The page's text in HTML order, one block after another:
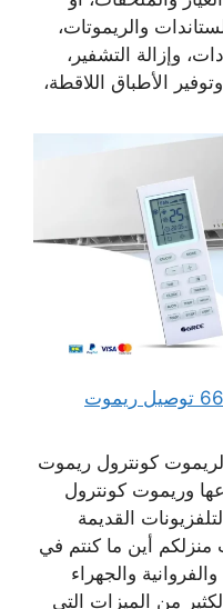
والريموتات،
وإزالة التشفير،
الأطباق اللاقطة،
توصيل ريموت للمنزل 66041166 توصيل ريموت
كونترول ريموت
وريموت كونترول
القديمة
منزلكم أين ما كنتم في
والجهراء
من الميزات التي